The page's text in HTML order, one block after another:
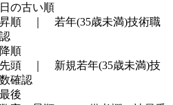
の古い順
順 ｜ 若年(35歳未満)技術職
順
頭 ｜ 新規若年(35歳未満)技
確認
後